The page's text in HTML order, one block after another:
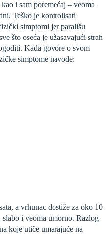
i sam poremećaj – veoma
Teško je kontrolisati
simptomi jer parališu
što oseća je užasavajući strah
Kada govore o svom
simptome navode:
a vrhunac dostiže za oko 10
slabo i veoma umorno. Razlog
koje utiče umarajuće na